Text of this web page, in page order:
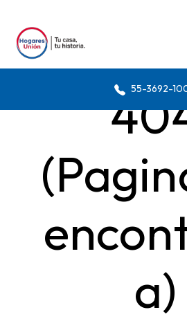
55-3692-
a)